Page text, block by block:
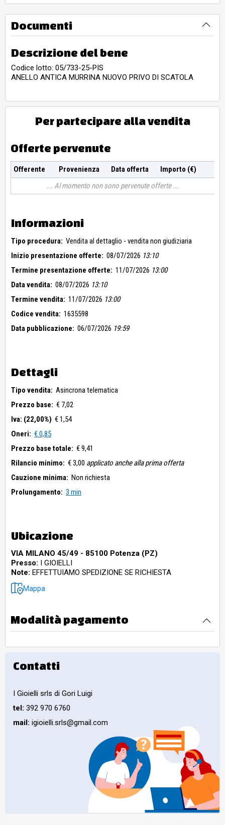
Documenti
Descrizione del bene
Codice lotto: 05/733-25-PIS
ANELLO ANTICA MURRINA NUOVO PRIVO DI SCATOLA
Per partecipare alla vendita
Offerte pervenute
Offerente Provenienza Data offerta
Importo (€)
Al momento non sono pervenute offerte
Informazioni
Tipo procedura: Vendita al dettaglio - vendita non giudiziaria
Inizio presentazione offerte: 08/07/2026 13:10
Termine presentazione offerte: 11/07/2026 13:00
Data vendita: 08/07/2026 13:10
Termine vendita: 11/07/2026 13:00
Codice vendita: 1635598
Data pubblicazione: 06/07/2026 19:59
Dettagli
Tipo vendita: Asincrona telematica
Prezzo base: € 7,02
Iva: (22,00%) € 1,54
Oneri: € 0,85
Prezzo base totale: € 9,41
Rilancio minimo: € 3,00 applicato anche alla prima offerta
Cauzione minima: Non richiesta
Prolungamento: 3 min
Ubicazione
VIA MILANO 45/49 - 85100 Potenza (PZ)
Presso: I GIOIELLI
Note: EFFETTUIAMO SPEDIZIONE SE RICHIESTA
Mappa
Modalità pagamento
Contatti
I Gioielli srls di Gori Luigi
tel: 392 970 6760
mail: igioielli.srls@gmail.com